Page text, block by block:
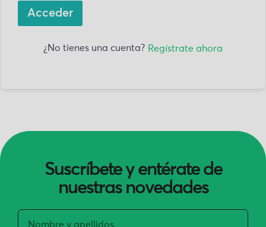
Acceder
¿No tienes una cuenta? Regístrate ahora
Suscríbete y entérate de
nuestras novedades